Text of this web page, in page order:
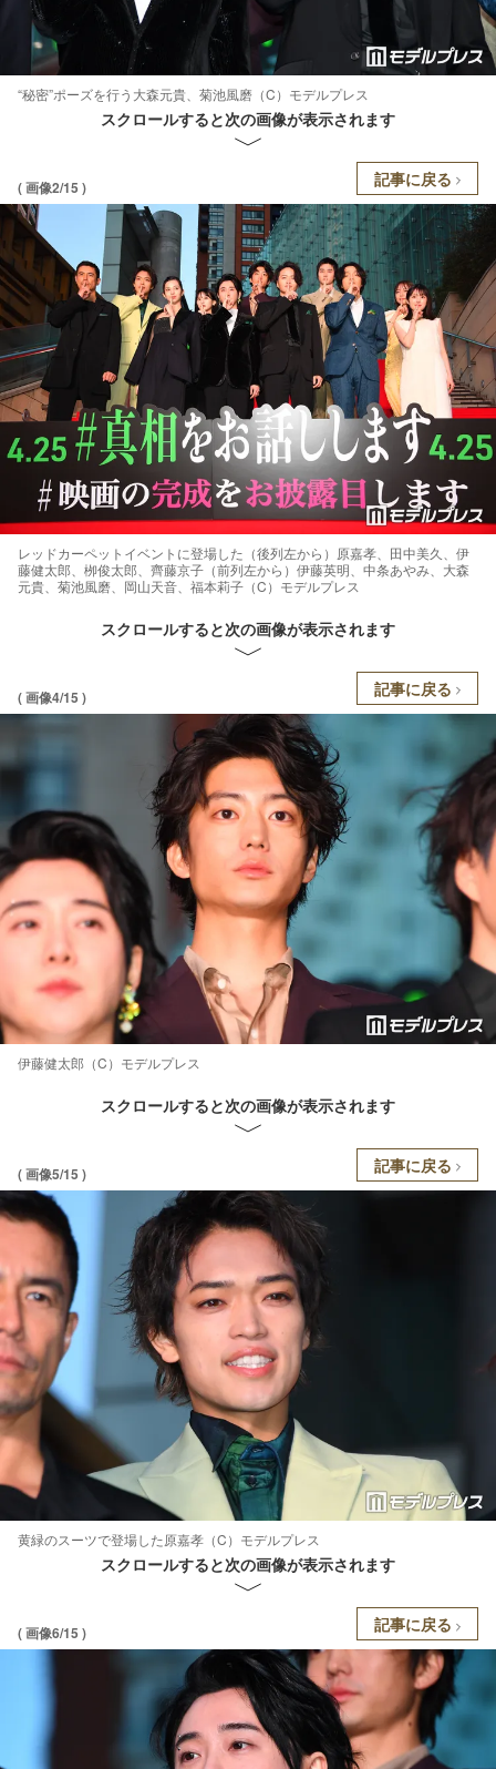
“秘密”ポーズを行う大森元貴、菊池風磨（C）モデルプレス
スクロールすると次の画像が表示されます
( 画像2/15 ) 記事に戻る
レッドカーペットイベントに登場した（後列左から）原嘉孝、田中美久、伊
藤健太郎、栁俊太郎、齊藤京子（前列左から）伊藤英明、中条あやみ、大森
元貴、菊池風磨、岡山天音、福本莉子（C）モデルプレス
スクロールすると次の画像が表示されます
( 画像4/15 ) 記事に戻る
伊藤健太郎（C）モデルプレス
スクロールすると次の画像が表示されます
( 画像5/15 ) 記事に戻る
黄緑のスーツで登場した原嘉孝（C）モデルプレス
スクロールすると次の画像が表示されます
( 画像6/15 ) 記事に戻る